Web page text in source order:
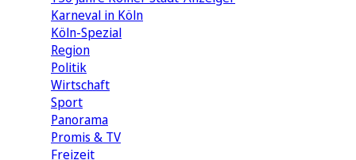
Karneval in Köln
Köln-Spezial
Region
Politik
Wirtschaft
Sport
Panorama
Promis & TV
Freizeit